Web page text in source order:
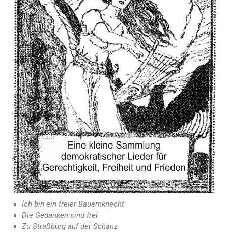
Ich bin ein freier Bauernknecht
Die Gedanken sind frei
Zu Straßburg auf der Schanz